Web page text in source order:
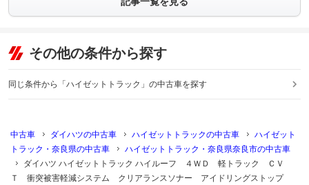
その他の条件から探す
同じ条件から「ハイゼットトラック」の中古車を探す
中古車 ダイハツの中古車 ハイゼットトラックの中古車
ハイゼット
トラック・奈良県の中古車
ハイゼットトラック・奈良県奈良市の中古車
ダイハツ ハイゼットトラック ハイルーフ ４ＷＤ 軽トラック ＣＶ
Ｔ 衝突被害軽減システム クリアランスソナー アイドリングストップ